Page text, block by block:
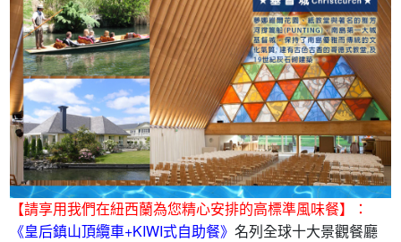
【請享用我們在紐西蘭為您精心安排的高標準風味餐】：
《皇后鎮山頂纜車+KIWI式自助餐》名列全球十大景觀餐廳